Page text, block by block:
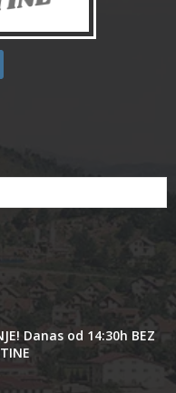
Danas od 14:30h BEZ